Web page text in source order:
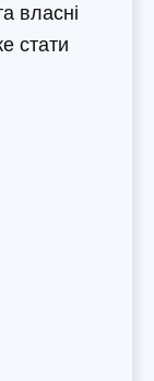
власні
стати